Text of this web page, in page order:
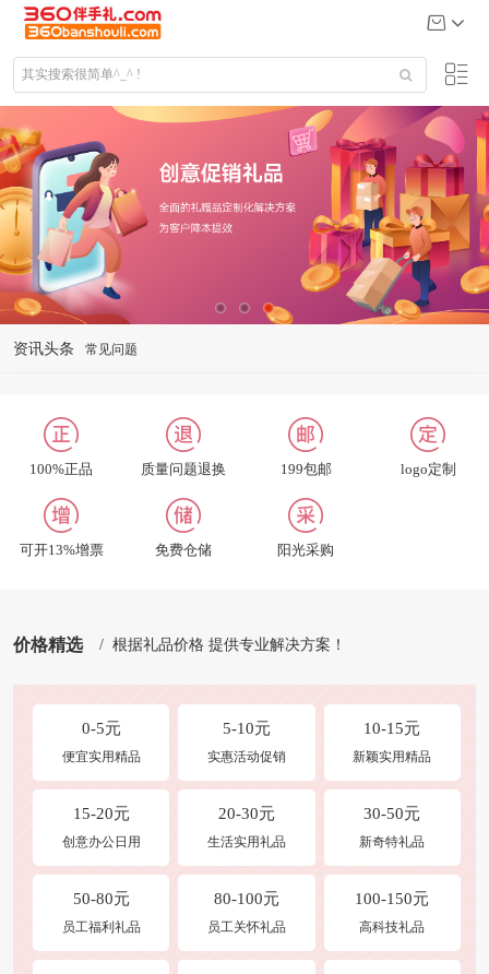
资讯头条 礼品定制说明
关于我们
联系我们
合作及洽谈
修改收货地址
100%正品 质量问题退换 199包邮 logo定制
可开13%增票 免费仓储 阳光采购
价格精选 / 根据礼品价格 提供专业解决方案！
0-5元
便宜实用精品
5-10元
实惠活动促销
10-15元
新颖实用精品
15-20元
创意办公日用
20-30元
生活实用礼品
30-50元
新奇特礼品
50-80元
员工福利礼品
80-100元
员工关怀礼品
100-150元
高科技礼品